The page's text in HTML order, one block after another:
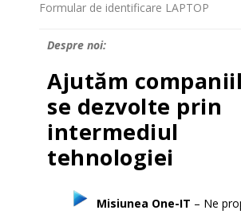
Formular de identificare LAPTOP
Despre noi:
Ajutăm
se dezvolte prin
intermediul
tehnologiei
Misiunea One-IT – Ne